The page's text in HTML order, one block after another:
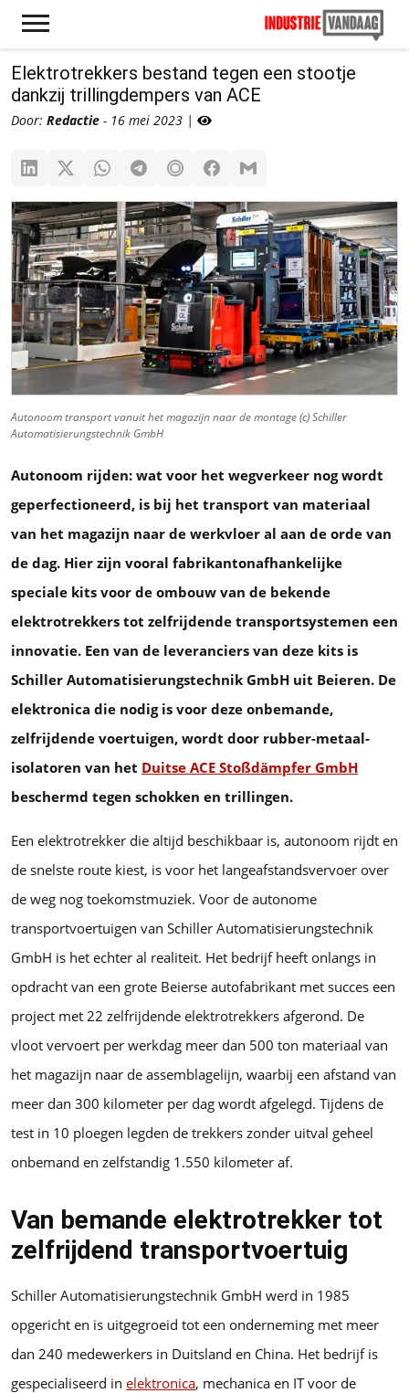
Elektrotrekkers bestand tegen een stootje
dankzij trillingdempers van ACE
Door: Redactie - 16 mei 2023 |
Autonoom transport vanuit het magazijn naar de montage (c) Schiller
Automatisierungstechnik GmbH
Autonoom rijden: wat voor het wegverkeer nog wordt
geperfectioneerd, is bij het transport van materiaal
van het magazijn naar de werkvloer al aan de orde van
de dag. Hier zijn vooral fabrikantonafhankelijke
speciale kits voor de ombouw van de bekende
elektrotrekkers tot zelfrijdende transportsystemen een
innovatie. Een van de leveranciers van deze kits is
Schiller Automatisierungstechnik GmbH uit Beieren. De
elektronica die nodig is voor deze onbemande,
zelfrijdende voertuigen, wordt door rubber-metaal-
isolatoren van het Duitse ACE Stoßdämpfer GmbH
beschermd tegen schokken en trillingen.
Een elektrotrekker die altijd beschikbaar is, autonoom rijdt en
de snelste route kiest, is voor het langeafstandsvervoer over
de weg nog toekomstmuziek. Voor de autonome
transportvoertuigen van Schiller Automatisierungstechnik
GmbH is het echter al realiteit. Het bedrijf heeft onlangs in
opdracht van een grote Beierse autofabrikant met succes een
project met 22 zelfrijdende elektrotrekkers afgerond. De
vloot vervoert per werkdag meer dan 500 ton materiaal van
het magazijn naar de assemblagelijn, waarbij een afstand van
meer dan 300 kilometer per dag wordt afgelegd. Tijdens de
test in 10 ploegen legden de trekkers zonder uitval geheel
onbemand en zelfstandig 1.550 kilometer af.
Van bemande elektrotrekker tot
zelfrijdend transportvoertuig
Schiller Automatisierungstechnik GmbH werd in 1985
opgericht en is uitgegroeid tot een onderneming met meer
dan 240 medewerkers in Duitsland en China. Het bedrijf is
gespecialiseerd in elektronica, mechanica en IT voor de